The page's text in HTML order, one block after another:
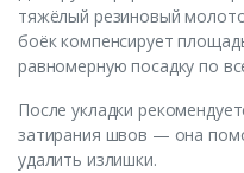
тяжёлый резиновый
боёк компенсирует
равномерную посадку по
После укладки
затирания швов — она
удалить излишки.